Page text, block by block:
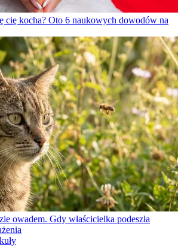
cię kocha? Oto 6 naukowych dowodów na
owadem. Gdy właścicielka podeszła